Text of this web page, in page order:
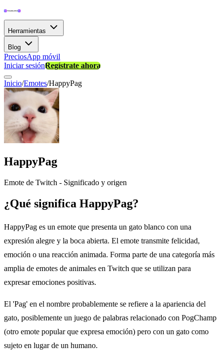
Herramientas
Blog
PreciosApp móvil
Iniciar sesiónRegístrate ahora
Inicio/Emotes/HappyPag
HappyPag
Emote de Twitch - Significado y origen
¿Qué significa HappyPag?
HappyPag es un emote que presenta un gato blanco con una
expresión alegre y la boca abierta. El emote transmite felicidad,
emoción o una reacción animada. Forma parte de una categoría más
amplia de emotes de animales en Twitch que se utilizan para
expresar emociones positivas.
El 'Pag' en el nombre probablemente se refiere a la apariencia del
gato, posiblemente un juego de palabras relacionado con PogChamp
(otro emote popular que expresa emoción) pero con un gato como
sujeto en lugar de un humano.